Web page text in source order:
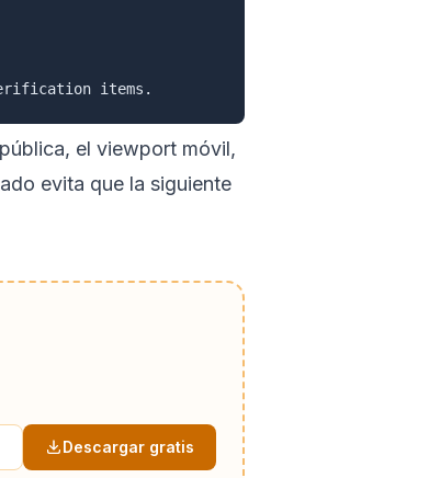
el viewport móvil,
evita que la siguiente
Descargar gratis